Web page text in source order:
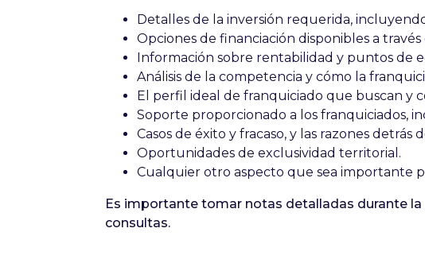
Detalles de la inversión requerida,
Opciones de financiación disponibles a
Información sobre rentabilidad y puntos de
Análisis de la competencia y cómo la
El perfil ideal de franquiciado que buscan y
Soporte proporcionado a los franquiciados,
Casos de éxito y fracaso, y las razones detrás
Oportunidades de exclusividad territorial.
Cualquier otro aspecto que sea importante
Es importante tomar notas detalladas durante
consultas.